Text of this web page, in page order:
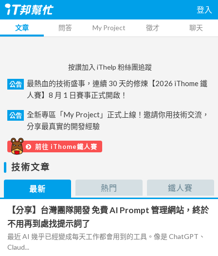
登入
文章 問答 My Project 徵才 聊天
按讚加入 iThelp 粉絲團追蹤
公告
最熱血的技術盛事，連續 30 天的修煉【2026 iThome 鐵
人賽】8 月 1 日賽事正式開啟！
公告
全新專區「My Project」正式上線！邀請你用技術交流，
分享最真實的開發經驗
前往 iThome鐵人賽
技術文章
最新 熱門 鐵人賽
【分享】台灣團隊開發 免費 AI Prompt 管理網站，終於
不用再到處找提示詞了
最近 AI 幾乎已經變成每天工作都會用到的工具。像是 ChatGPT、
Claud...